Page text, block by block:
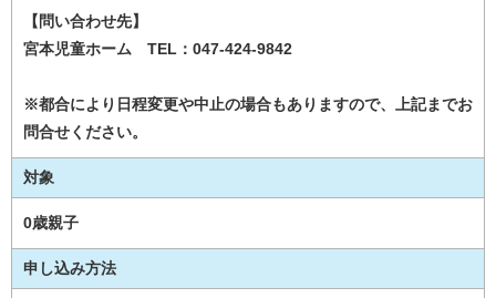
【問い合わせ先】
宮本児童ホーム TEL：047-424-9842
※都合により日程変更や中止の場合もありますので、上記までお
問合せください。
対象
0歳親子
申し込み方法